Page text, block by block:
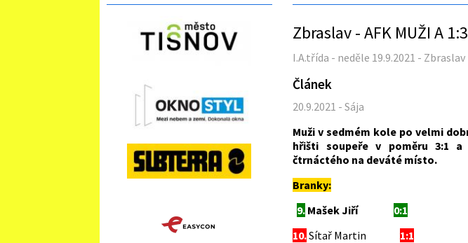
Zbraslav - AFK MUŽI A
I.A.třída - neděle 19.9.2021 - Zbraslav
Článek
20.9.2021 - Sája
Muži v sedmém kole po velmi
hřišti soupeře v poměru 3:1
čtrnáctého na deváté místo.
Branky:
9. Mašek Jiří
0:1
10.Sítař Martin
1:1